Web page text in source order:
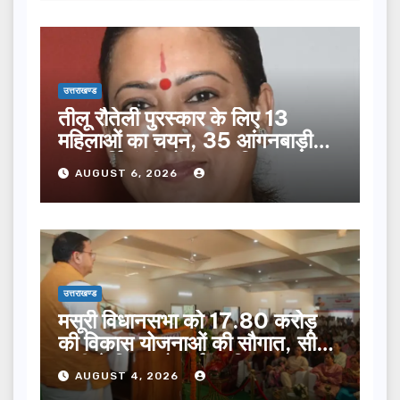
उत्तराखण्ड
तीलू रौतेली पुरस्कार के लिए 13
महिलाओं का चयन, 35 आंगनबाड़ी
कार्यकर्तियां भी होंगी सम्मानित…
AUGUST 6, 2026
उत्तराखण्ड
मसूरी विधानसभा को 17.80 करोड़
की विकास योजनाओं की सौगात, सीएम
धामी ने किया लोकार्पण-शिलान्यास.
AUGUST 4, 2026